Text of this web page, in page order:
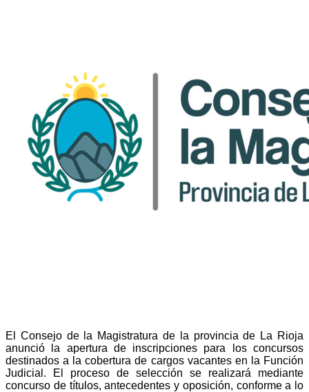
El Consejo de la Magistratura de la provincia de La Rioja
anunció la apertura de inscripciones para los concursos
destinados a la cobertura de cargos vacantes en la Función
Judicial. El proceso de selección se realizará mediante
concurso de títulos, antecedentes y oposición, conforme a lo